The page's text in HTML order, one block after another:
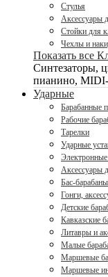
Стулья
Аксессуары
Стойки для
Чехлы и
Показать все
Синтезаторы,
пианино,
Ударные
Барабанные
Рабочие
Тарелки
Ударные
Аксессуары
Бас-барабаны
Гонги,
Детские
Кавказские
Литавры и
Малые
Маршевые
Маршевые